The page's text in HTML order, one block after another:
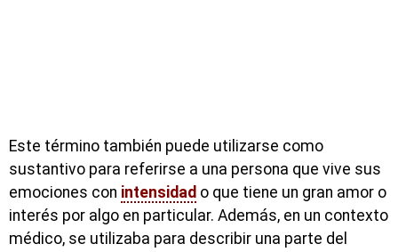
Este término también puede utilizarse como
sustantivo para referirse a una persona que vive sus
emociones con intensidad o que tiene un gran amor o
interés por algo en particular. Además, en un contexto
médico, se utilizaba para describir una parte del